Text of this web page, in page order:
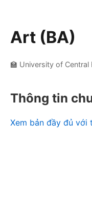
Art (BA)
🏫 University of Central
Thông tin
Xem bản đầy đủ với